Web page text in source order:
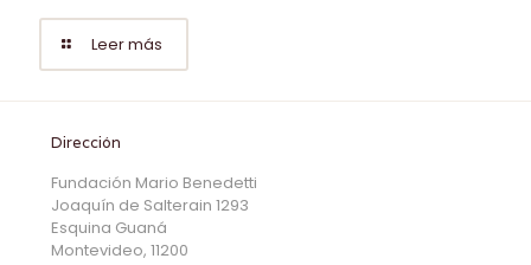
Leer más
Dirección
Fundación Mario Benedetti
Joaquín de Salterain 1293
Esquina Guaná
Montevideo, 11200